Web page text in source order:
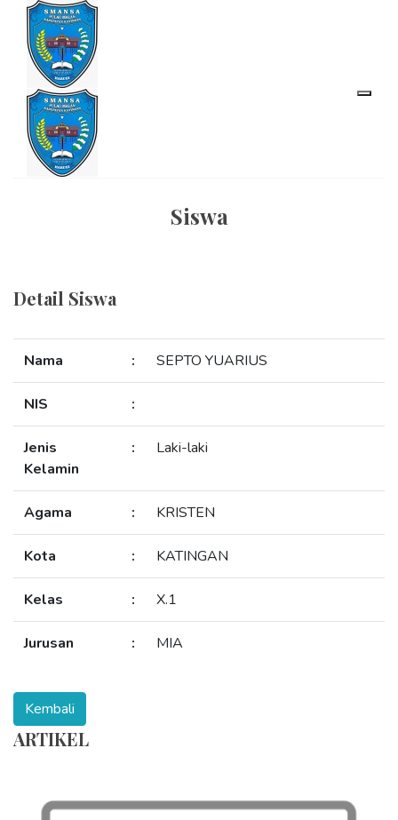
Siswa
Detail Siswa
Nama : SEPTO YUARIUS
NIS :
Jenis
Kelamin
: Laki-laki
Agama : KRISTEN
Kota : KATINGAN
Kelas : X.1
Jurusan : MIA
ARTIKEL